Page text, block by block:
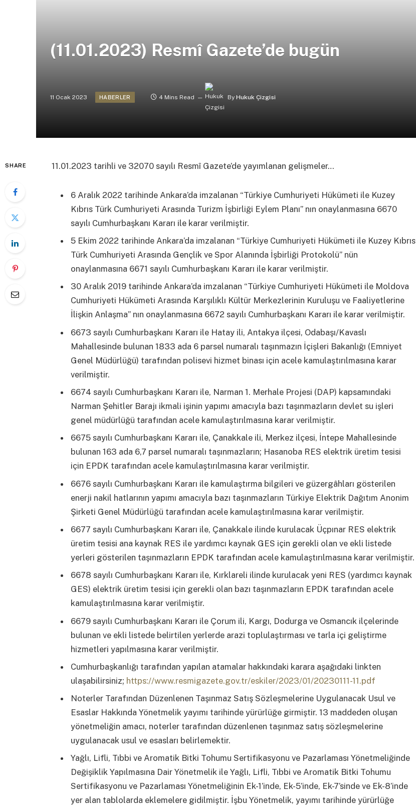
(11.01.2023) Resmî Gazete’de bugün
11 Ocak 2023 HABERLER 4 Mins Read By Hukuk Çizgisi
SHARE 11.01.2023 tarihli ve 32070 sayılı Resmî Gazete’de yayımlanan gelişmeler…
6 Aralık 2022 tarihinde Ankara’da imzalanan “Türkiye Cumhuriyeti Hükümeti ile Kuzey
Kıbrıs Türk Cumhuriyeti Arasında Turizm İşbirliği Eylem Planı” nın onaylanmasına 6670
sayılı Cumhurbaşkanı Kararı ile karar verilmiştir.
5 Ekim 2022 tarihinde Ankara’da imzalanan “Türkiye Cumhuriyeti Hükümeti ile Kuzey Kıbrıs
Türk Cumhuriyeti Arasında Gençlik ve Spor Alanında İşbirliği Protokolü” nün
onaylanmasına 6671 sayılı Cumhurbaşkanı Kararı ile karar verilmiştir.
30 Aralık 2019 tarihinde Ankara’da imzalanan “Türkiye Cumhuriyeti Hükümeti ile Moldova
Cumhuriyeti Hükümeti Arasında Karşılıklı Kültür Merkezlerinin Kuruluşu ve Faaliyetlerine
İlişkin Anlaşma” nın onaylanmasına 6672 sayılı Cumhurbaşkanı Kararı ile karar verilmiştir.
6673 sayılı Cumhurbaşkanı Kararı ile Hatay ili, Antakya ilçesi, Odabaşı/Kavaslı
Mahallesinde bulunan 1833 ada 6 parsel numaralı taşınmazın İçişleri Bakanlığı (Emniyet
Genel Müdürlüğü) tarafından polisevi hizmet binası için acele kamulaştırılmasına karar
verilmiştir.
6674 sayılı Cumhurbaşkanı Kararı ile, Narman 1. Merhale Projesi (DAP) kapsamındaki
Narman Şehitler Barajı ikmali işinin yapımı amacıyla bazı taşınmazların devlet su işleri
genel müdürlüğü tarafından acele kamulaştırılmasına karar verilmiştir.
6675 sayılı Cumhurbaşkanı Kararı ile, Çanakkale ili, Merkez ilçesi, İntepe Mahallesinde
bulunan 163 ada 6,7 parsel numaralı taşınmazların; Hasanoba RES elektrik üretim tesisi
için EPDK tarafından acele kamulaştırılmasına karar verilmiştir.
6676 sayılı Cumhurbaşkanı Kararı ile kamulaştırma bilgileri ve güzergâhları gösterilen
enerji nakil hatlarının yapımı amacıyla bazı taşınmazların Türkiye Elektrik Dağıtım Anonim
Şirketi Genel Müdürlüğü tarafından acele kamulaştırılmasına karar verilmiştir.
6677 sayılı Cumhurbaşkanı Kararı ile, Çanakkale ilinde kurulacak Üçpınar RES elektrik
üretim tesisi ana kaynak RES ile yardımcı kaynak GES için gerekli olan ve ekli listede
yerleri gösterilen taşınmazların EPDK tarafından acele kamulaştırılmasına karar verilmiştir.
6678 sayılı Cumhurbaşkanı Kararı ile, Kırklareli ilinde kurulacak yeni RES (yardımcı kaynak
GES) elektrik üretim tesisi için gerekli olan bazı taşınmazların EPDK tarafından acele
kamulaştırılmasına karar verilmiştir.
6679 sayılı Cumhurbaşkanı Kararı ile Çorum ili, Kargı, Dodurga ve Osmancık ilçelerinde
bulunan ve ekli listede belirtilen yerlerde arazi toplulaştırması ve tarla içi geliştirme
hizmetleri yapılmasına karar verilmiştir.
Cumhurbaşkanlığı tarafından yapılan atamalar hakkındaki karara aşağıdaki linkten
ulaşabilirsiniz; https://www.resmigazete.gov.tr/eskiler/2023/01/20230111-11.pdf
Noterler Tarafından Düzenlenen Taşınmaz Satış Sözleşmelerine Uygulanacak Usul ve
Esaslar Hakkında Yönetmelik yayımı tarihinde yürürlüğe girmiştir. 13 maddeden oluşan
yönetmeliğin amacı, noterler tarafından düzenlenen taşınmaz satış sözleşmelerine
uygulanacak usul ve esasları belirlemektir.
Yağlı, Lifli, Tıbbi ve Aromatik Bitki Tohumu Sertifikasyonu ve Pazarlaması Yönetmeliğinde
Değişiklik Yapılmasına Dair Yönetmelik ile Yağlı, Lifli, Tıbbi ve Aromatik Bitki Tohumu
Sertifikasyonu ve Pazarlaması Yönetmeliğinin Ek-1’inde, Ek-5’inde, Ek-7’sinde ve Ek-8’inde
yer alan tablolarda eklemelere gidilmiştir. İşbu Yönetmelik, yayımı tarihinde yürürlüğe